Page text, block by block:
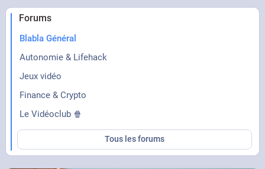
Forums
Blabla Général
Autonomie & Lifehack
Jeux vidéo
Finance & Crypto
Le Vidéoclub 🍿
Tous les forums